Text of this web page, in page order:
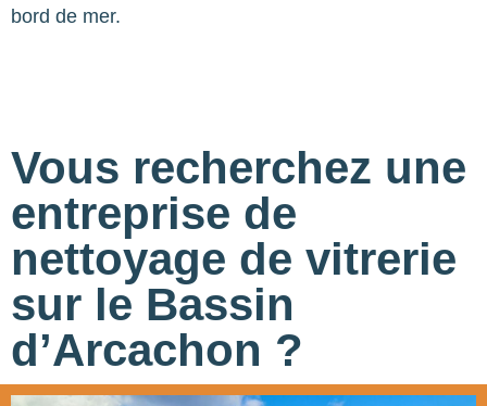
bord de mer.
Vous recherchez une
entreprise de
nettoyage de vitrerie
sur le Bassin
d’Arcachon ?